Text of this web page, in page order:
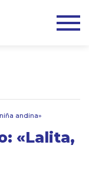
andina»
«Lalita,